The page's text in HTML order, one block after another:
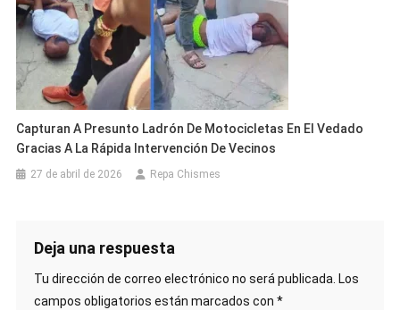
Capturan A Presunto Ladrón De Motocicletas En El Vedado
Gracias A La Rápida Intervención De Vecinos
27 de abril de 2026 Repa Chismes
Deja una respuesta
Tu dirección de correo electrónico no será publicada. Los
campos obligatorios están marcados con *